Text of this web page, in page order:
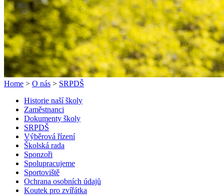
Home > O nás > SRPDŠ
Historie naší školy
Zaměstnanci
Dokumenty školy
SRPDŠ
Výběrová řízení
Školská rada
Sponzoři
Spolupracujeme
Sportoviště
Ochrana osobních údajů
Koutek pro zvířátka